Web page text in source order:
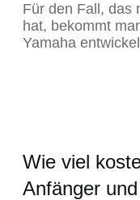
Für den Fall, das
hat, bekommt
Yamaha
Wie viel
Anfänger